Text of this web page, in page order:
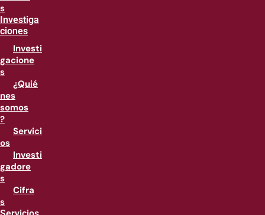
s
Investiga
ciones
Investi
gacione
s
¿Quié
nes
somos
?
Servici
os
Investi
gadore
s
Cifra
s